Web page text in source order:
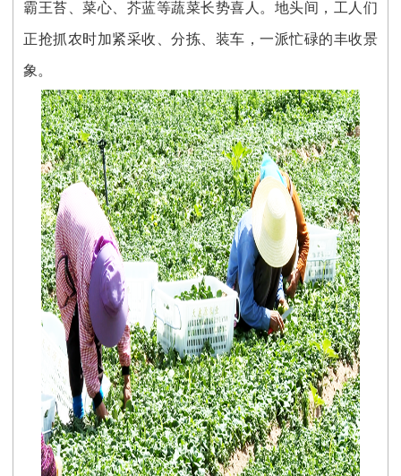
霸王苔、菜心、芥蓝等蔬菜长势喜人。地头间，工人们
正抢抓农时加紧采收、分拣、装车，一派忙碌的丰收景
象。